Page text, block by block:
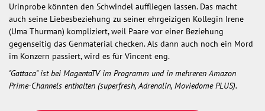
Urinprobe könnten den Schwindel auffliegen lassen. Das macht
auch seine Liebesbeziehung zu seiner ehrgeizigen Kollegin Irene
(Uma Thurman) kompliziert, weil Paare vor einer Beziehung
gegenseitig das Genmaterial checken. Als dann auch noch ein Mord
im Konzern passiert, wird es für Vincent eng.
"Gattaca" ist bei MagentaTV im Programm und in mehreren Amazon
Prime-Channels enthalten (superfresh, Adrenalin, Moviedome PLUS).